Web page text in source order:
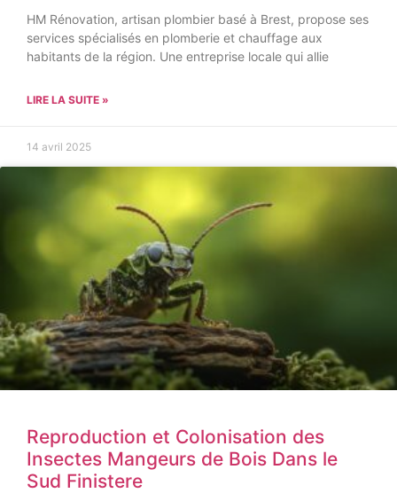
HM Rénovation, artisan plombier basé à Brest, propose ses
services spécialisés en plomberie et chauffage aux
habitants de la région. Une entreprise locale qui allie
LIRE LA SUITE »
14 avril 2025
Reproduction et Colonisation des
Insectes Mangeurs de Bois Dans le
Sud Finistere